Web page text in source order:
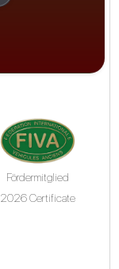
Fördermitglied
2026 Certificate